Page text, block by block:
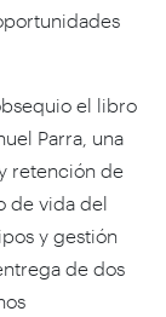
el libro
Parra, una
retención de
de vida del
y gestión
de dos